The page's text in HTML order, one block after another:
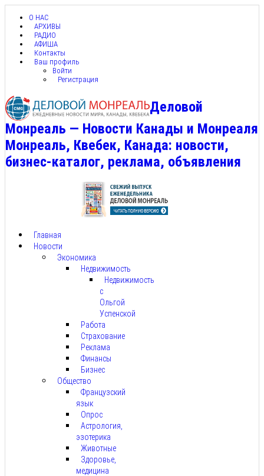
О НАС
АРХИВЫ
РАДИО
АФИША
Контакты
Ваш профиль
Войти
Регистрация
Деловой
Монреаль — Новости Канады и Монреаля
Монреаль, Квебек, Канада: новости,
бизнес-каталог, реклама, объявления
Главная
Новости
Экономика
Недвижимость
Недвижимость
с
Ольгой
Успенской
Работа
Страхование
Реклама
Финансы
Бизнес
Общество
Французский
язык
Опрос
Астрология,
эзотерика
Животные
Здоровье,
медицина